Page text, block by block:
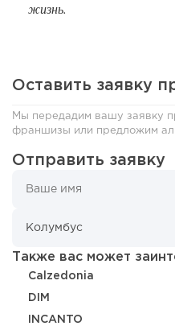
модели производства...
125
От стартапа за 30 тысяч
миллиарды:...
жизнь.
Оставить заявку
Мы передадим вашу заявку
франшизы или предложим
Отправить заявку
Также вас может
Calzedonia
DIM
INCANTO